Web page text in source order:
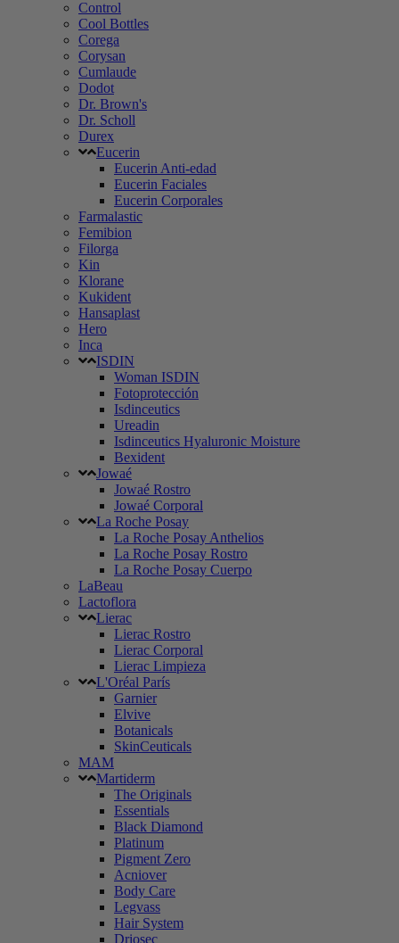
Control
Cool Bottles
Corega
Corysan
Cumlaude
Dodot
Dr. Brown's
Dr. Scholl
Durex
Eucerin
Eucerin Anti-edad
Eucerin Faciales
Eucerin Corporales
Farmalastic
Femibion
Filorga
Kin
Klorane
Kukident
Hansaplast
Hero
Inca
ISDIN
Woman ISDIN
Fotoprotección
Isdinceutics
Ureadin
Isdinceutics Hyaluronic Moisture
Bexident
Jowaé
Jowaé Rostro
Jowaé Corporal
La Roche Posay
La Roche Posay Anthelios
La Roche Posay Rostro
La Roche Posay Cuerpo
LaBeau
Lactoflora
Lierac
Lierac Rostro
Lierac Corporal
Lierac Limpieza
L'Oréal París
Garnier
Elvive
Botanicals
SkinCeuticals
MAM
Martiderm
The Originals
Essentials
Black Diamond
Platinum
Pigment Zero
Acniover
Body Care
Legvass
Hair System
Driosec